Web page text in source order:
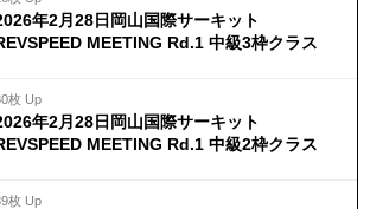
年2月28日岡山国際サーキット
MEETING Rd.1 中級3枠クラス
枚 Up
年2月28日岡山国際サーキット
MEETING Rd.1 中級2枠クラス
枚 Up